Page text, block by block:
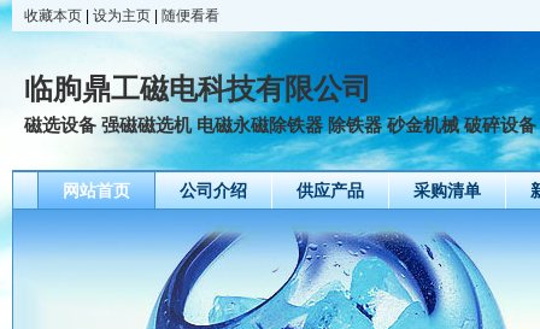
收藏本页 设为主页 随便看看
临朐鼎工磁电科技有限公司
磁选设备 强磁磁选机 电磁永磁除铁器 除铁器 砂金机械 破碎设
网站首页 公司介绍 供应产品 采购清单